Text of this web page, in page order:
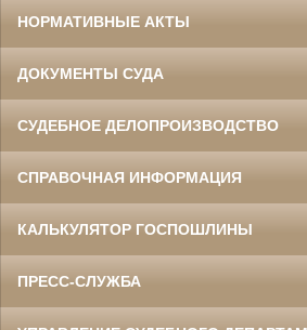
НОРМАТИВНЫЕ АКТЫ
ДОКУМЕНТЫ СУДА
СУДЕБНОЕ ДЕЛОПРОИЗВОДСТВО
СПРАВОЧНАЯ ИНФОРМАЦИЯ
КАЛЬКУЛЯТОР ГОСПОШЛИНЫ
ПРЕСС-СЛУЖБА